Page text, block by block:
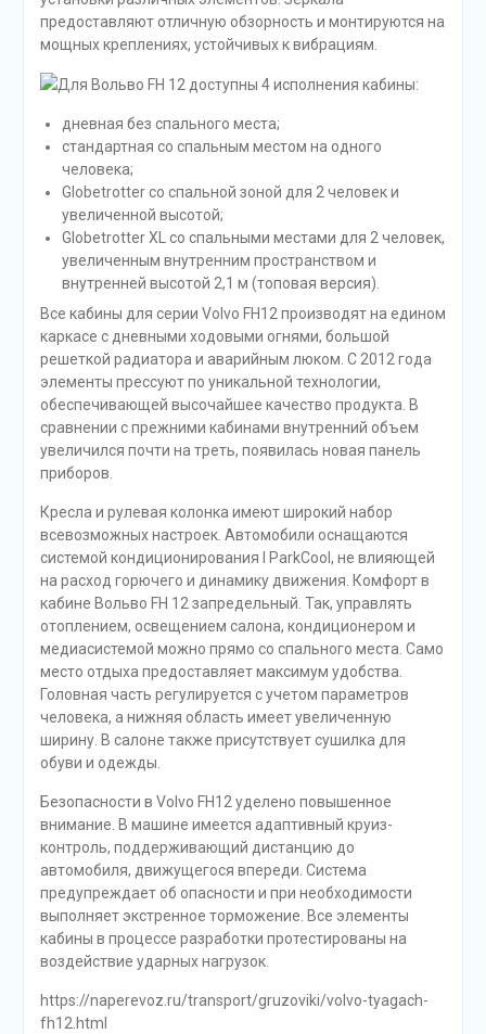
предоставляют отличную обзорность и монтируются на
мощных креплениях, устойчивых к вибрациям.
Для Вольво FH 12 доступны 4 исполнения кабины:
дневная без спального места;
стандартная со спальным местом на одного
человека;
Globetrotter со спальной зоной для 2 человек и
увеличенной высотой;
Globetrotter XL со спальными местами для 2 человек,
увеличенным внутренним пространством и
внутренней высотой 2,1 м (топовая версия).
Все кабины для серии Volvo FH12 производят на едином
каркасе с дневными ходовыми огнями, большой
решеткой радиатора и аварийным люком. С 2012 года
элементы прессуют по уникальной технологии,
обеспечивающей высочайшее качество продукта. В
сравнении с прежними кабинами внутренний объем
увеличился почти на треть, появилась новая панель
приборов.
Кресла и рулевая колонка имеют широкий набор
всевозможных настроек. Автомобили оснащаются
системой кондиционирования I ParkCool, не влияющей
на расход горючего и динамику движения. Комфорт в
кабине Вольво FH 12 запредельный. Так, управлять
отоплением, освещением салона, кондиционером и
медиасистемой можно прямо со спального места. Само
место отдыха предоставляет максимум удобства.
Головная часть регулируется с учетом параметров
человека, а нижняя область имеет увеличенную
ширину. В салоне также присутствует сушилка для
обуви и одежды.
Безопасности в Volvo FH12 уделено повышенное
внимание. В машине имеется адаптивный круиз-
контроль, поддерживающий дистанцию до
автомобиля, движущегося впереди. Система
предупреждает об опасности и при необходимости
выполняет экстренное торможение. Все элементы
кабины в процессе разработки протестированы на
воздействие ударных нагрузок.
https://naperevoz.ru/transport/gruzoviki/volvo-tyagach-
fh12.html